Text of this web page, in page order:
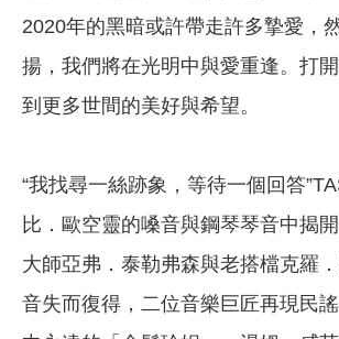
2020年的黑暗或許帶走許多摯愛，
揚，我們將在光明中與愛重逢。打
到更多世間的美好與希望。
“我找尋一絲跡象，等待一個回答
比．歐空靈的嗓音與鋼琴琴音中揭
大師亞弗．泰勒弗森與老搭檔克羅
音失而復得，二位音樂巨匠再現民